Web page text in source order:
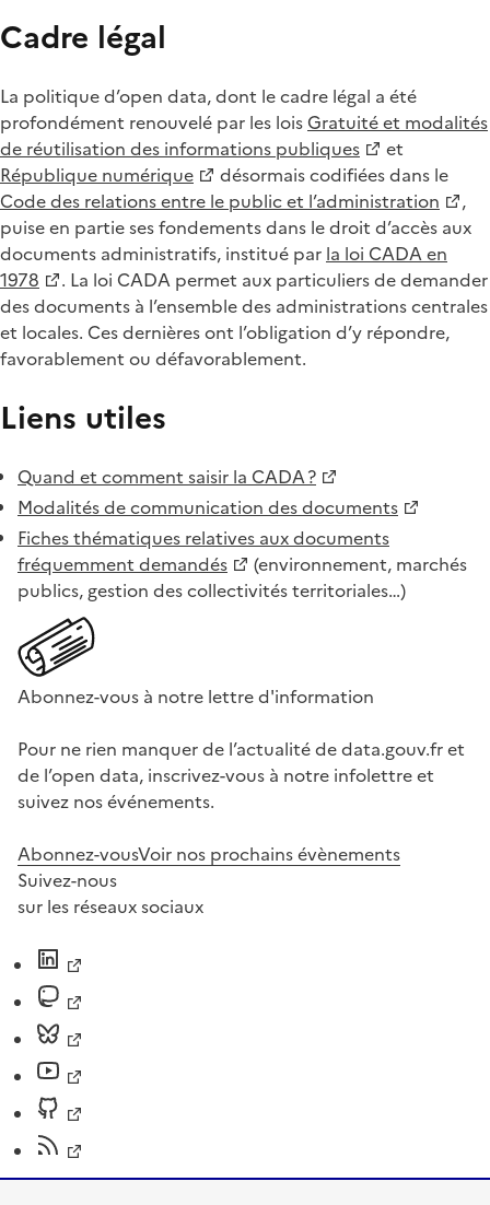
Cadre légal
La politique d’open data, dont le cadre légal a été
profondément renouvelé par les loisGratuité et modalités
de réutilisation des informations publiques
et
République numérique
désormais codifiées dans le
Code des relations entre le public et l’administration
,
puise en partie ses fondements dans le droit d’accès aux
documents administratifs, institué par la loi CADA en
1978
. La loi CADA permet aux particuliers de demander
des documents à l’ensemble des administrations centrales
et locales. Ces dernières ont l’obligation d’y répondre,
favorablement ou défavorablement.
Liens utiles
Quand et comment saisir la CADA ?
Modalités de communication des documents
Fiches thématiques relatives aux documents
fréquemment demandés
(environnement, marchés
publics, gestion des collectivités territoriales…)
Abonnez-vous à notre lettre d'information
Pour ne rien manquer de l’actualité de data.gouv.fr et
de l’open data, inscrivez-vous à notre infolettre et
suivez nos événements.
Abonnez-vousVoir nos prochains évènements
Suivez-nous
sur les réseaux sociaux